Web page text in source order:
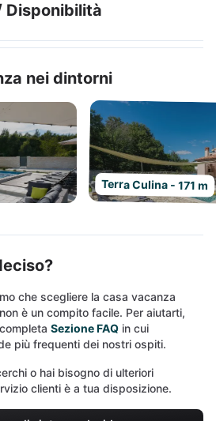
Disponibilità
nei dintorni
Terra Culina - 171 m
che scegliere la casa vacanza
è un compito facile. Per aiutarti,
Sezione FAQ in cui
più frequenti dei nostri ospiti.
o hai bisogno di ulteriori
clienti è a tua disposizione.